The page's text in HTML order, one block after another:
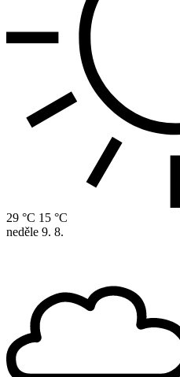
29 °C 15 °C
neděle 9. 8.